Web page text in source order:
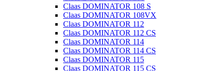
Claas DOMINATOR 108 S
Claas DOMINATOR 108VX
Claas DOMINATOR 112
Claas DOMINATOR 112 CS
Claas DOMINATOR 114
Claas DOMINATOR 114 CS
Claas DOMINATOR 115
Claas DOMINATOR 115 CS